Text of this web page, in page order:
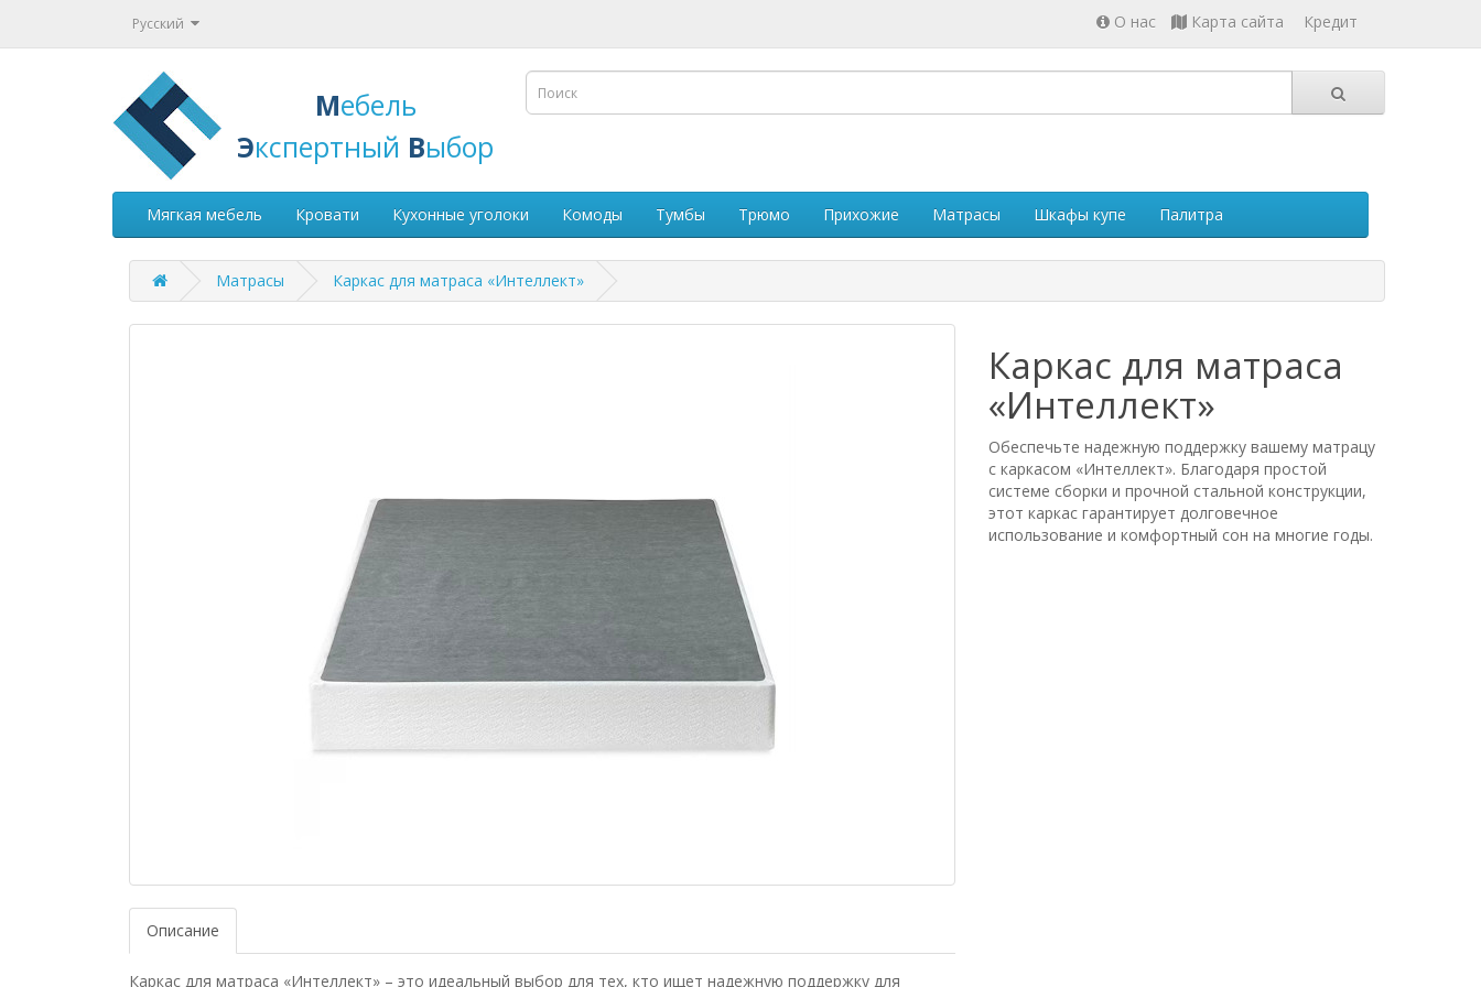
Русский О нас Карта сайта Кредит
Мебель
Экспертный Выбор
Мягкая мебель Кровати Кухонные уголоки Комоды Тумбы Трюмо Прихожие Матрасы Шкафы купе Палитра
Матрасы Каркас для матраса «Интеллект»
Описание
Каркас для матраса «Интеллект» – это идеальный выбор для тех, кто ищет надежную поддержку для
Каркас для матраса
«Интеллект»
Обеспечьте надежную поддержку вашему матрацу
с каркасом «Интеллект». Благодаря простой
системе сборки и прочной стальной конструкции,
этот каркас гарантирует долговечное
использование и комфортный сон на многие годы.